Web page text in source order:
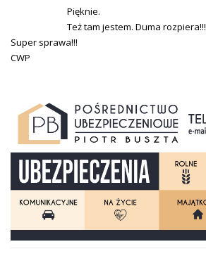
Pięknie.
Też tam jestem. Duma rozpiera!!!
Super sprawa!!!
CWP